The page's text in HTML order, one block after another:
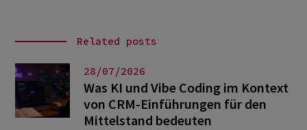
Related posts
28/07/2026
Was KI und Vibe Coding im Kontext
von CRM-Einführungen für den
Mittelstand bedeuten